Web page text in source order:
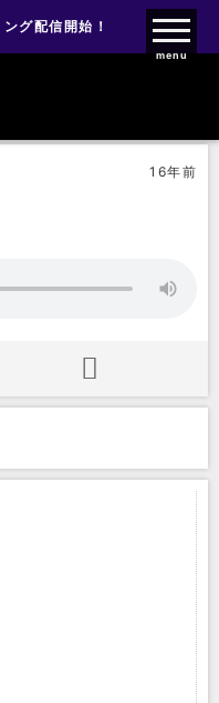
クラブ
グ配信開始！
menu
16年前